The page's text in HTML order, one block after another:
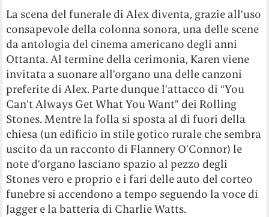
La scena del funerale di Alex diventa, grazie all’uso
consapevole della colonna sonora, una delle scene
da antologia del cinema americano degli anni
Ottanta. Al termine della cerimonia, Karen viene
invitata a suonare all’organo una delle canzoni
preferite di Alex. Parte dunque l’attacco di “You
Can’t Always Get What You Want” dei Rolling
Stones. Mentre la folla si sposta al di fuori della
chiesa (un edificio in stile gotico rurale che sembra
uscito da un racconto di Flannery O’Connor) le
note d’organo lasciano spazio al pezzo degli
Stones vero e proprio e i fari delle auto del corteo
funebre si accendono a tempo seguendo la voce di
Jagger e la batteria di Charlie Watts.